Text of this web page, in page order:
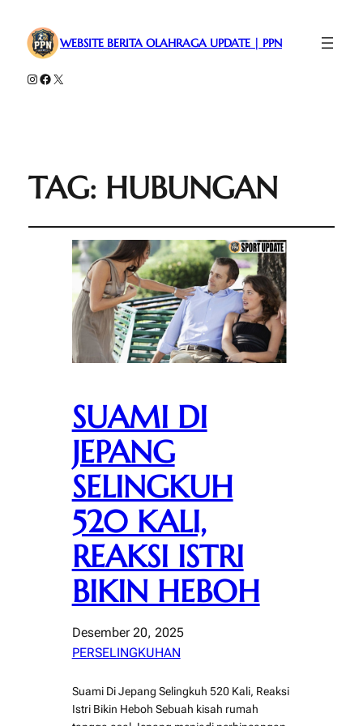
WEBSITE BERITA OLAHRAGA UPDATE | PPN
Instagram
Facebook
X
TAG: HUBUNGAN
SUAMI DI
JEPANG
SELINGKUH
520 KALI,
REAKSI ISTRI
BIKIN HEBOH
Desember 20, 2025
PERSELINGKUHAN
Suami Di Jepang Selingkuh 520 Kali, Reaksi
Istri Bikin Heboh Sebuah kisah rumah